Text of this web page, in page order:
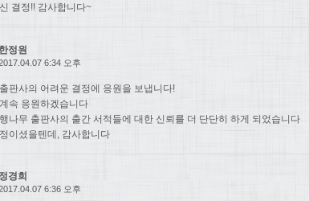
결정!! 감사합니다~
한정원
6:34 오후
판사의 어려운 결정에 응원을 보냅니다!
속 응원하겠습니다
나무 출판사의 출간 서적들에 대한 신뢰를 더 단단히 하게 되었습니다
이셨을텐데, 감사합니다
정경희
6:36 오후